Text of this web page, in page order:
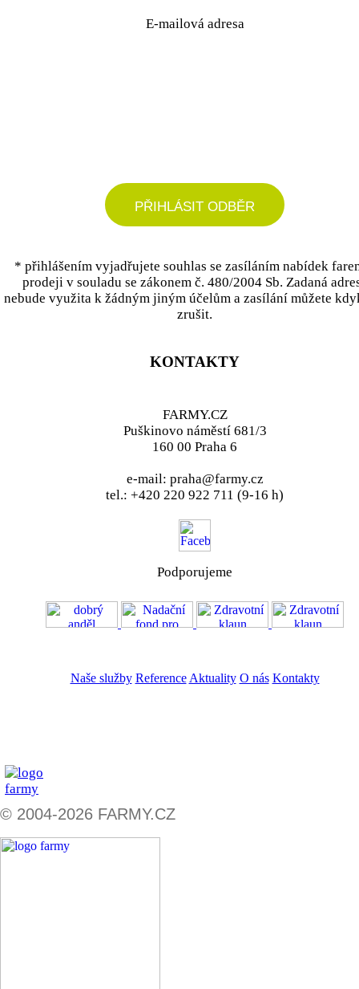
E-mailová adresa
PŘIHLÁSIT ODBĚR
* přihlášením vyjadřujete souhlas se zasíláním nabídek
prodeji v souladu se zákonem č. 480/2004 Sb. Zadaná
nebude využita k žádným jiným účelům a zasílání můžete
zrušit.
KONTAKTY
FARMY.CZ
Puškinovo náměstí 681/3
160 00 Praha 6
e-mail: praha@farmy.cz
tel.: +420 220 922 711 (9-16 h)
Podporujeme
Naše služby Reference Aktuality O nás Kontakty
© 2004-2026 FARMY.CZ